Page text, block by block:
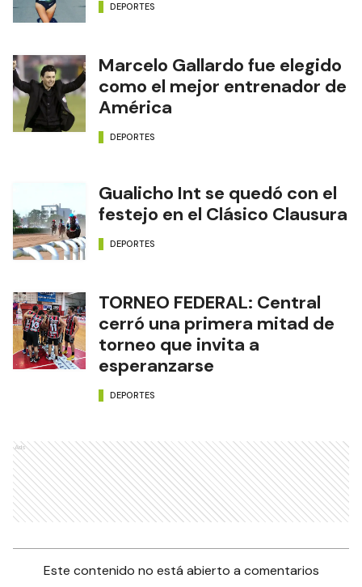
DEPORTES
Marcelo Gallardo fue elegido
como el mejor entrenador de
América
DEPORTES
Gualicho Int se quedó con el
festejo en el Clásico Clausura
DEPORTES
TORNEO FEDERAL: Central
cerró una primera mitad de
torneo que invita a
esperanzarse
DEPORTES
Ads
Este contenido no está abierto a comentarios